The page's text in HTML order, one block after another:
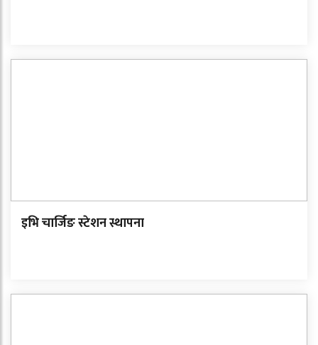
इभि चार्जिङ स्टेशन स्थापना